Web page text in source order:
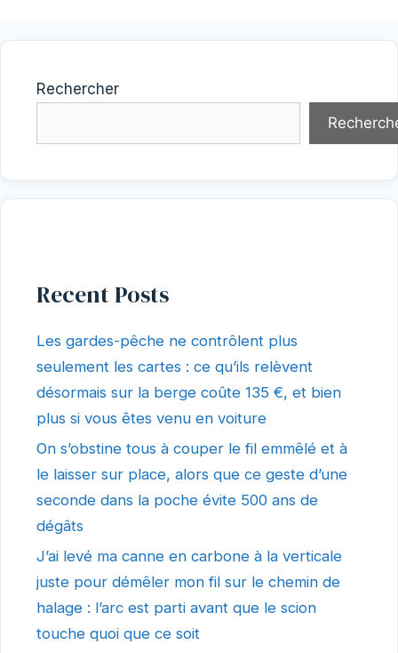
Rechercher
Recent Posts
Les gardes-pêche ne contrôlent plus
seulement les cartes : ce qu’ils relèvent
désormais sur la berge coûte 135 €, et bien
plus si vous êtes venu en voiture
On s’obstine tous à couper le fil emmêlé et à
le laisser sur place, alors que ce geste d’une
seconde dans la poche évite 500 ans de
dégâts
J’ai levé ma canne en carbone à la verticale
juste pour démêler mon fil sur le chemin de
halage : l’arc est parti avant que le scion
touche quoi que ce soit